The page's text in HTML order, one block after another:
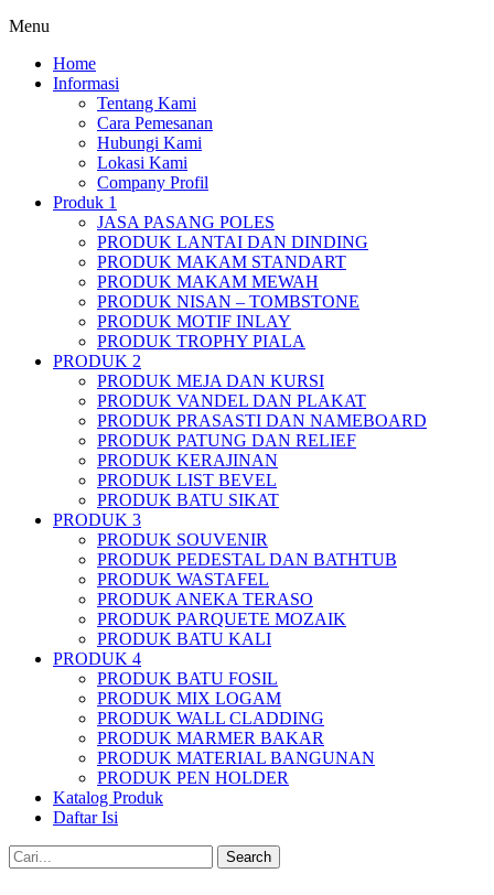
Menu
Home
Informasi
Tentang Kami
Cara Pemesanan
Hubungi Kami
Lokasi Kami
Company Profil
Produk 1
JASA PASANG POLES
PRODUK LANTAI DAN DINDING
PRODUK MAKAM STANDART
PRODUK MAKAM MEWAH
PRODUK NISAN – TOMBSTONE
PRODUK MOTIF INLAY
PRODUK TROPHY PIALA
PRODUK 2
PRODUK MEJA DAN KURSI
PRODUK VANDEL DAN PLAKAT
PRODUK PRASASTI DAN NAMEBOARD
PRODUK PATUNG DAN RELIEF
PRODUK KERAJINAN
PRODUK LIST BEVEL
PRODUK BATU SIKAT
PRODUK 3
PRODUK SOUVENIR
PRODUK PEDESTAL DAN BATHTUB
PRODUK WASTAFEL
PRODUK ANEKA TERASO
PRODUK PARQUETE MOZAIK
PRODUK BATU KALI
PRODUK 4
PRODUK BATU FOSIL
PRODUK MIX LOGAM
PRODUK WALL CLADDING
PRODUK MARMER BAKAR
PRODUK MATERIAL BANGUNAN
PRODUK PEN HOLDER
Katalog Produk
Daftar Isi
Search